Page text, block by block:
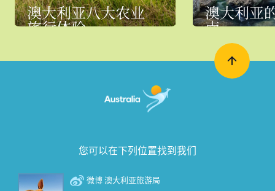
澳大利亚八大农业
旅行体验
澳大利亚
南
您可以在下列位置找到我们
微博 澳大利亚旅游局